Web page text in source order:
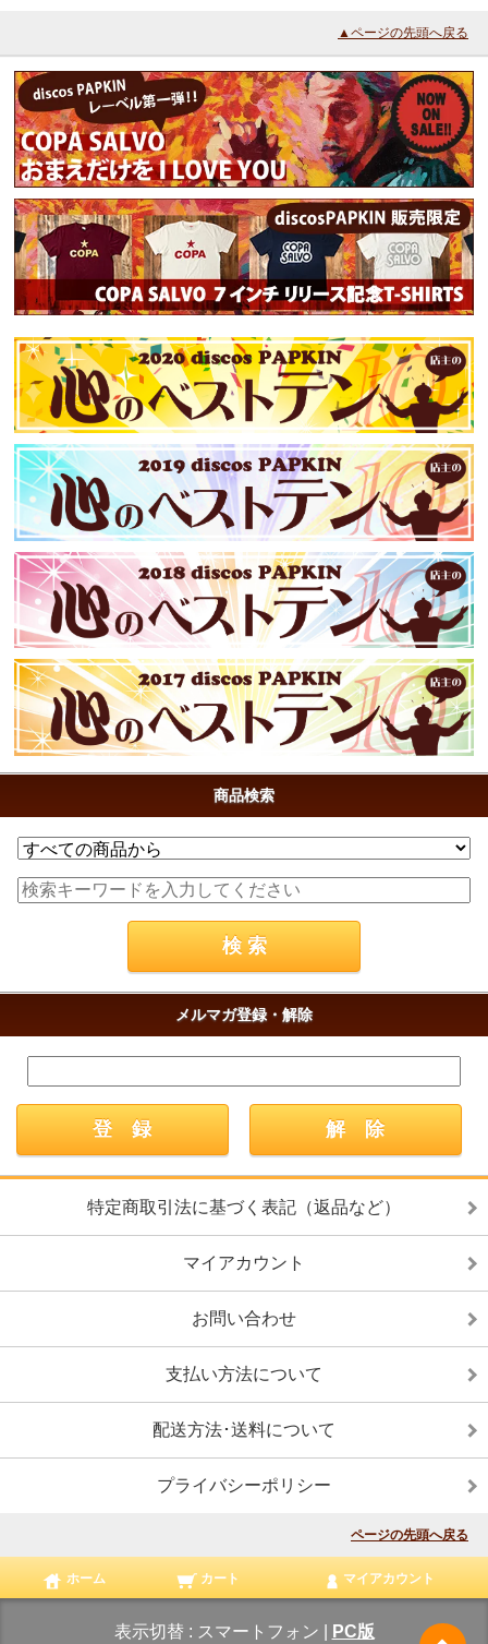
▲ページの先頭へ戻る
商品検索
メルマガ登録・解除
特定商取引法に基づく表記（返品など）
マイアカウント
お問い合わせ
支払い方法について
配送方法･送料について
プライバシーポリシー
ページの先頭へ戻る
ホーム カート マイアカウント
表示切替 : スマートフォン PC版